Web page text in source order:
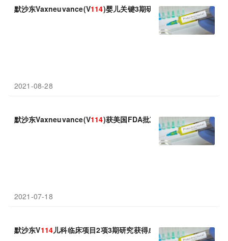
默沙东Vaxneuvance(V114)婴儿关键3期研究成功：血清型特异
2021-08-28
默沙东Vaxneuvance(V114)获美国FDA批准：用于≥18岁成年人
2021-07-18
默沙东V114儿科临床项目2项3期研究获得成功：达到主要免疫原